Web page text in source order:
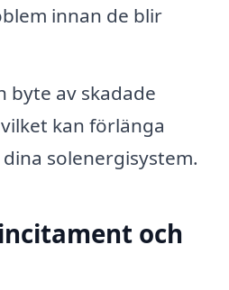
innan de blir
byte av skadade
kan förlänga
solenergisystem.
och